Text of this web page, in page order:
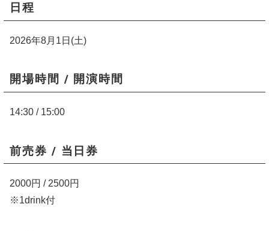
日程
2026年8月1日(土)
開場時間 / 開演時間
14:30 / 15:00
前売券 / 当日券
2000円 / 2500円
※1drink付